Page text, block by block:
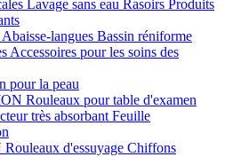
Lavage sans eau Rasoirs Produits
Abaisse-langues Bassin réniforme
Accessoires pour les soins des
pour la peau
Rouleaux pour table d'examen
très absorbant Feuille
Rouleaux d'essuyage Chiffons